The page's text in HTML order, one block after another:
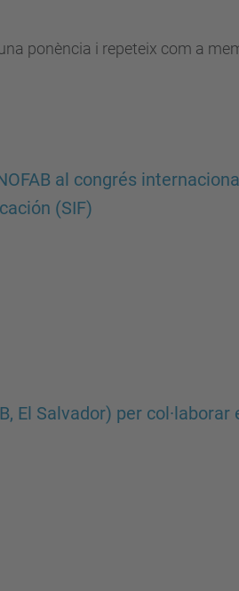
ponència i repeteix com a
al congrés
(SIF)
El Salvador) per col·laborar